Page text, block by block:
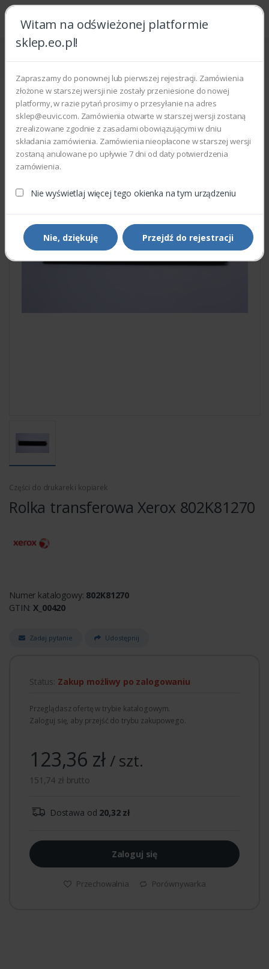
Witam na odświeżonej platformie
sklep.eo.pl!
Zapraszamy do ponownej lub pierwszej rejestracji. Zamówienia
złożone w starszej wersji nie zostały przeniesione do nowej
platformy, w razie pytań prosimy o przesyłanie na adres
sklep@euvic.com. Zamówienia otwarte w starszej wersji zostaną
zrealizowane zgodnie z zasadami obowiązującymi w dniu
składania zamówienia. Zamówienia nieopłacone w starszej wersji
zostaną anulowane po upływie 7 dni od daty potwierdzenia
zamówienia.
Nie wyświetlaj więcej tego okienka na tym urządzeniu
Nie, dziękuję Przejdź do rejestracji
Strona główna Części zamienne
Części do drukarek i kopiarek
Rolka transferowa Xerox 802K81270
Numer katalogowy: 802K81270
GTIN:X_00420
Zadaj pytanie Udostępnij
Status: Zakup możliwy po zalogowaniu
Przeglądasz ofertę w trybie katalogowym.
Zaloguj się, aby przejść do trybu zakupowego.
123,36 zł/ szt.
151,74 zł brutto
Dostawa od 20,32 zł
Zaloguj się
Przechowalnia Porównywarka